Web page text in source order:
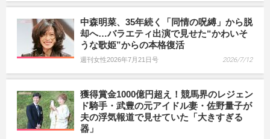
中森明菜、35年続く「同情の呪縛」から脱
却へ…バラエティ出演で見せた“かわいそ
うな歌姫”からの本格復活
週刊女性2026年7月21日号 2026/7/12
獲得賞金1000億円超え！競馬界のレジェン
ド騎手・武豊の元アイドル妻・佐野量子が
夫の浮気報道で見せていた「大きすぎる
器」